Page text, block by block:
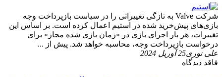
شرکت Valve به تازگی تغییراتی را در سیاست بازپرداخت وجه
بازی‌های پیش‌خرید شده در استیم اعمال کرده است. بر اساس این
تغییرات، هر بار اجرای بازی در «زمان‌ بازی‌ شده مجاز» برای
درخواست بازپرداخت وجه، محاسبه خواهد شد. پیش از ...
علی نوری25 آوریل 2024
فاقد دیدگاه